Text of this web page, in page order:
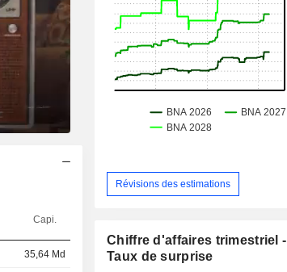
Capi.
35,64 Md
Révisions des estimations
Chiffre d'affaires trimestriel -
Taux de surprise